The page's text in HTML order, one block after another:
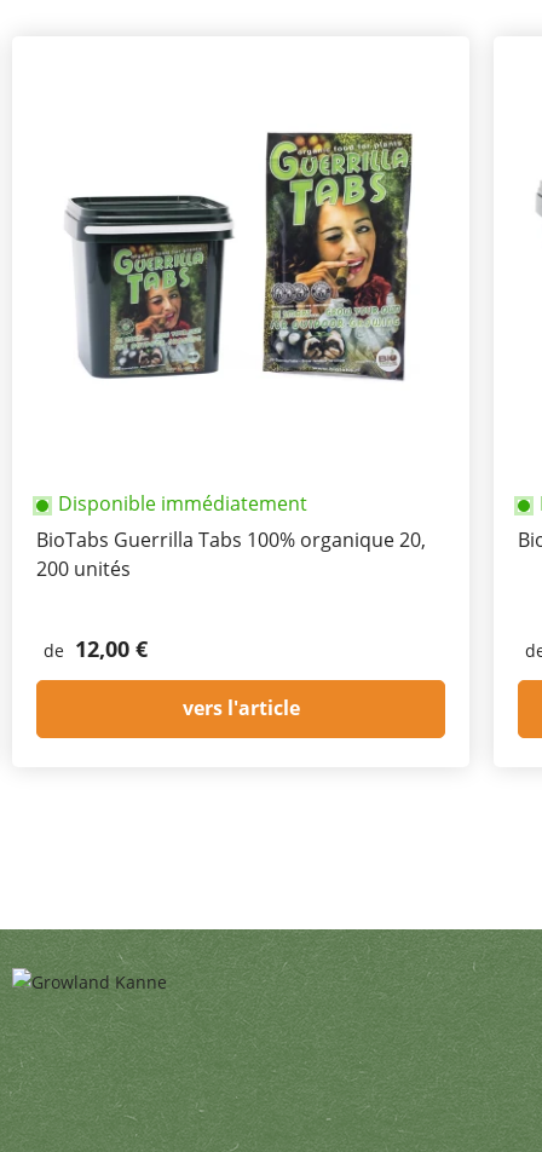
Disponible immédiatement
BioTabs Guerrilla Tabs 100% organique 20,
200 unités
de 12,00 €
vers l'article